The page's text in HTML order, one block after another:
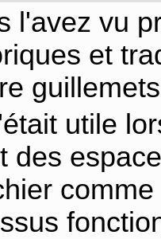
l'avez vu
et
utile
des